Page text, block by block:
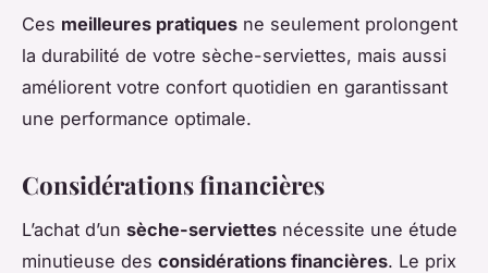
Ces meilleures pratiques ne seulement prolongent
la durabilité de votre sèche-serviettes, mais aussi
améliorent votre confort quotidien en garantissant
une performance optimale.
Considérations financières
L’achat d’un sèche-serviettes nécessite une étude
minutieuse des considérations financières. Le prix